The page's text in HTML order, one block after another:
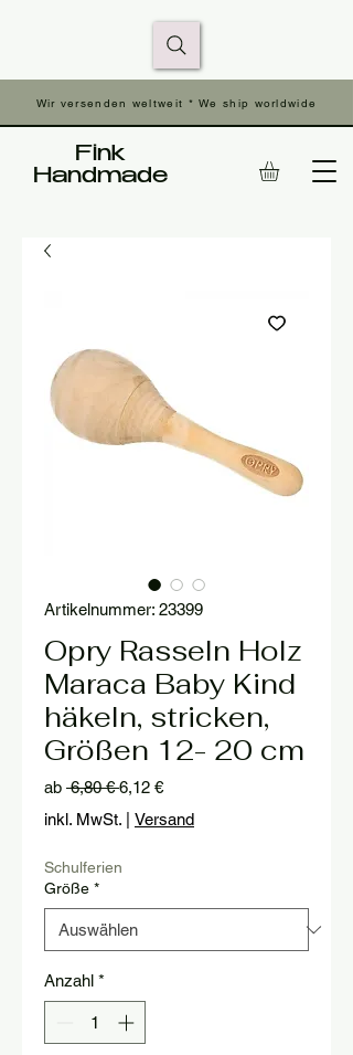
Wir versenden weltweit * We ship worldwide
Fink
Handmade
Artikelnummer: 23399
Opry Rasseln Holz
Maraca Baby Kind
häkeln, stricken,
Größen 12- 20 cm
ab 6,80 € Standardpreis
6,12 €Sale-
Preis
inkl. MwSt. Versand
Schulferien
Größe *
Anzahl *